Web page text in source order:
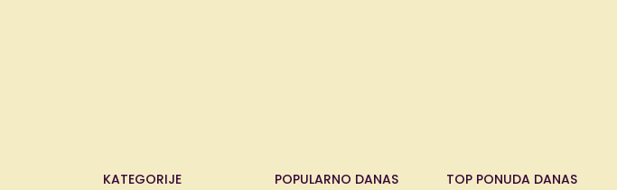
KATEGORIJE
POPULARNO DANAS
TOP PONUDA DANAS